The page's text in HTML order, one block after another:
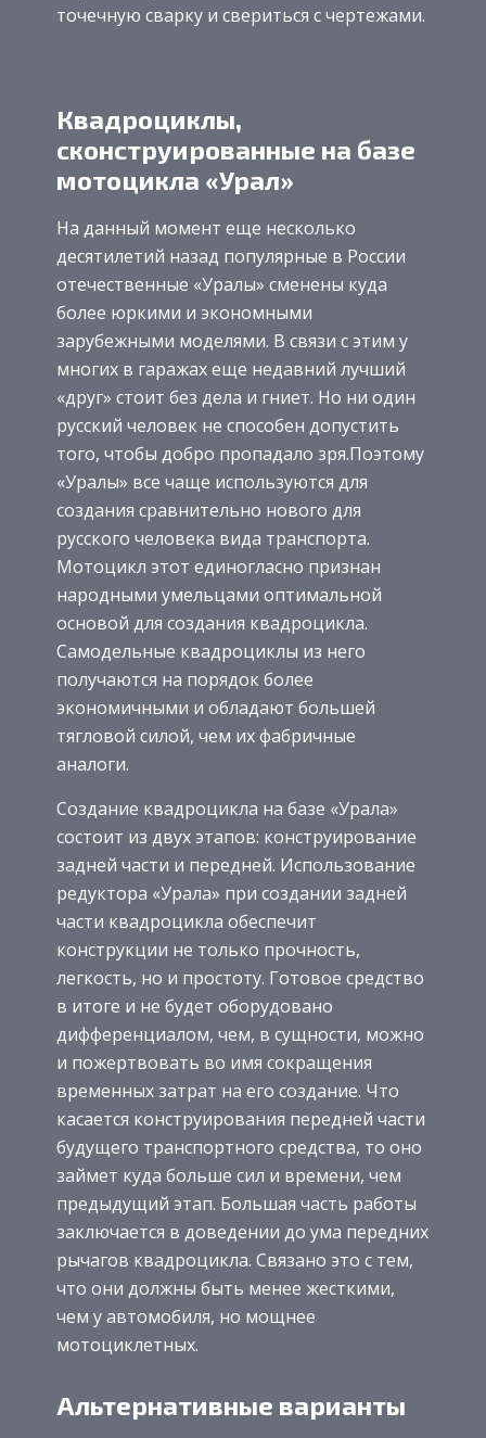
точечную сварку и свериться с чертежами.
Квадроциклы,
сконструированные на базе
мотоцикла «Урал»
На данный момент еще несколько
десятилетий назад популярные в России
отечественные «Уралы» сменены куда
более юркими и экономными
зарубежными моделями. В связи с этим у
многих в гаражах еще недавний лучший
«друг» стоит без дела и гниет. Но ни один
русский человек не способен допустить
того, чтобы добро пропадало зря.Поэтому
«Уралы» все чаще используются для
создания сравнительно нового для
русского человека вида транспорта.
Мотоцикл этот единогласно признан
народными умельцами оптимальной
основой для создания квадроцикла.
Самодельные квадроциклы из него
получаются на порядок более
экономичными и обладают большей
тягловой силой, чем их фабричные
аналоги.
Создание квадроцикла на базе «Урала»
состоит из двух этапов: конструирование
задней части и передней. Использование
редуктора «Урала» при создании задней
части квадроцикла обеспечит
конструкции не только прочность,
легкость, но и простоту. Готовое средство
в итоге и не будет оборудовано
дифференциалом, чем, в сущности, можно
и пожертвовать во имя сокращения
временных затрат на его создание. Что
касается конструирования передней части
будущего транспортного средства, то оно
займет куда больше сил и времени, чем
предыдущий этап. Большая часть работы
заключается в доведении до ума передних
рычагов квадроцикла. Связано это с тем,
что они должны быть менее жесткими,
чем у автомобиля, но мощнее
мотоциклетных.
Альтернативные варианты